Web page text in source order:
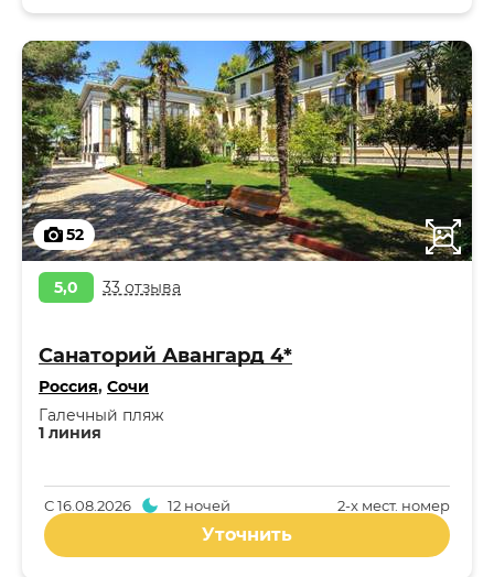
52
5,0 33 отзыва
Санаторий Авангард 4*
Россия, Сочи
1 линия
Галечный пляж
2-x мест. номер
С16.08.2026 12 ночей
Уточнить